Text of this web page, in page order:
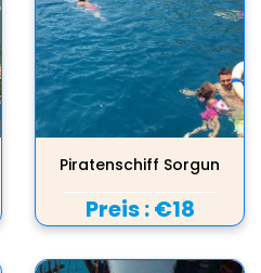
Piratenschiff Sorgun
Preis :€18